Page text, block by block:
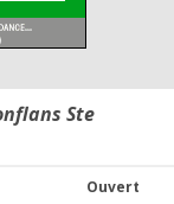
Ste
Ouvert